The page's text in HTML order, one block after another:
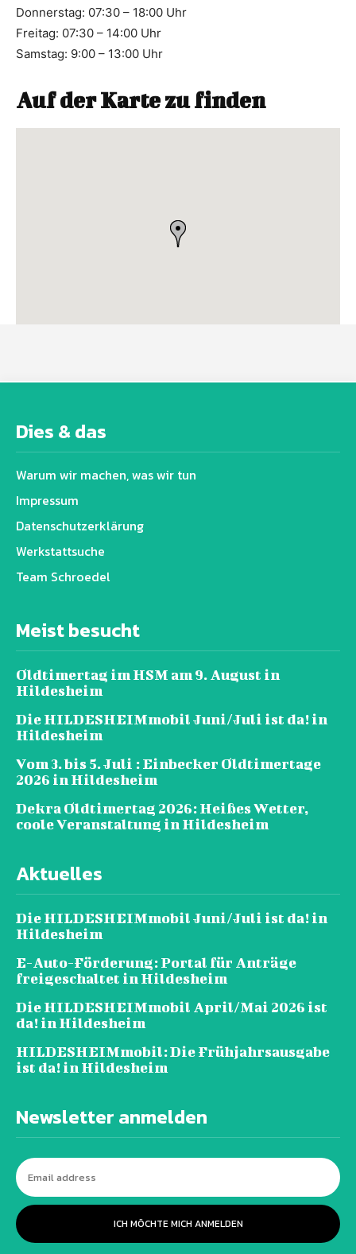
Donnerstag: 07:30 – 18:00 Uhr
Freitag: 07:30 – 14:00 Uhr
Samstag: 9:00 – 13:00 Uhr
Auf der Karte zu finden
Dies & das
Warum wir machen, was wir tun
Impressum
Datenschutz­erklärung
Werkstattsuche
Team Schroedel
Meist besucht
Oldtimertag im HSM am 9. August in
Hildesheim
Die HILDESHEIMmobil Juni/Juli ist da! in
Hildesheim
Vom 3. bis 5. Juli : Einbecker Oldtimertage
2026 in Hildesheim
Dekra Oldtimertag 2026: Heißes Wetter,
coole Veranstaltung in Hildesheim
Aktuelles
Die HILDESHEIMmobil Juni/Juli ist da! in
Hildesheim
E-Auto-Förderung: Portal für Anträge
freigeschaltet in Hildesheim
Die HILDESHEIMmobil April/Mai 2026 ist
da! in Hildesheim
HILDESHEIMmobil: Die Frühjahrsausgabe
ist da! in Hildesheim
Newsletter anmelden
ICH MÖCHTE MICH ANMELDEN